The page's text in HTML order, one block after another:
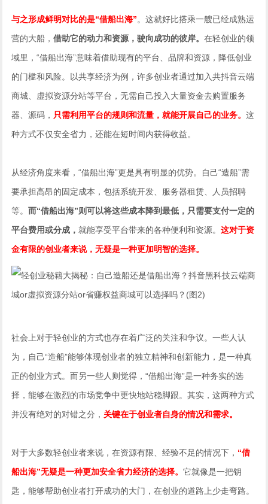
与之形成鲜明对比的是“借船出海”。这就好比搭乘一艘已经成熟运
营的大船，借助它的动力和资源，驶向成功的彼岸。在轻创业的领
域里，“借船出海”意味着借助现有的平台、品牌和资源，降低创业
的门槛和风险。以共享经济为例，许多创业者通过加入共抖音云端
商城、虚拟资源分站等平台，无需自己投入大量资金去购置服务
器、源码， 只需利用平台的规则和流量，就能开展自己的业务。这
种方式不仅安全省力，还能在短时间内获得收益。
从经济角度来看，“借船出海”更是具有明显的优势。自己“造船”需
要承担高昂的固定成本，包括系统开发、服务器租赁、人员招聘
等。而“借船出海”则可以将这些成本降到最低，只需要支付一定的
平台费用或分成，就能享受平台带来的各种便利和资源。这对于资
金有限的创业者来说，无疑是一种更加明智的选择。
社会上对于轻创业的方式也存在着广泛的关注和争议。一些人认
为，自己“造船”能够体现创业者的独立精神和创新能力，是一种真
正的创业方式。而另一些人则觉得，“借船出海”是一种务实的选
择，能够在激烈的市场竞争中更快地站稳脚跟。其实，这两种方式
并没有绝对的对错之分， 关键在于创业者自身的情况和需求。
对于大多数轻创业者来说，在资源有限、经验不足的情况下， “借
船出海”无疑是一种更加安全省力经济的选择。它就像是一把钥
匙，能够帮助创业者打开成功的大门，在创业的道路上少走弯路。